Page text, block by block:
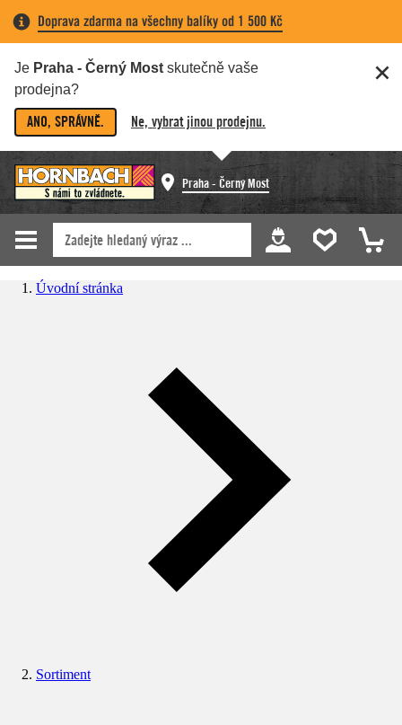
Doprava zdarma na všechny balíky od 1 500 Kč
Je Praha - Černý Most skutečně vaše
prodejna?
ANO, SPRÁVNĚ. Ne, vybrat jinou prodejnu.
Praha - Černý Most
Úvodní stránka
Sortiment